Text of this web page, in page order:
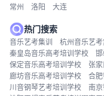
常州
洛阳 大连
热门搜索
音乐艺考集训 杭州音乐艺
秦皇岛音乐高考培训学校
保定音乐高考培训学校
张
廊坊音乐高考培训学校
合
川音钢琴艺考培训学校
南